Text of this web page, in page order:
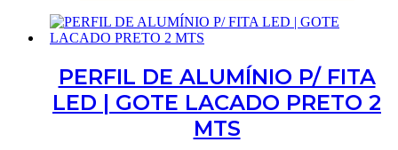
PERFIL DE ALUMÍNIO P/ FITA
LED | GOTE LACADO PRETO 2
MTS